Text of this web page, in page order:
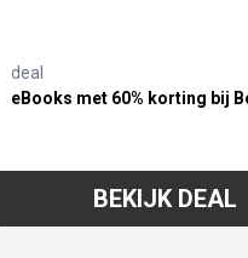
deal
eBooks met 60% korting bij
BEKIJK DEAL